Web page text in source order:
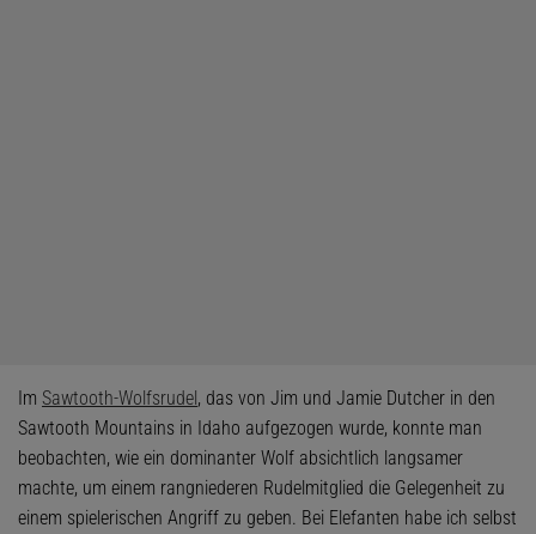
Im Sawtooth-Wolfsrudel , das von Jim und Jamie Dutcher in den
Sawtooth Mountains in Idaho aufgezogen wurde, konnte man
beobachten, wie ein dominanter Wolf absichtlich langsamer
machte, um einem rangniederen Rudelmitglied die Gelegenheit zu
einem spielerischen Angriff zu geben. Bei Elefanten habe ich selbst